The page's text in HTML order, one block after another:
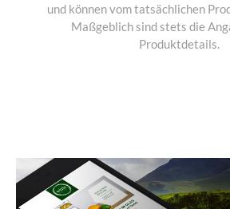
und können vom tatsächlichen
Maßgeblich sind stets die
Produktdetails.